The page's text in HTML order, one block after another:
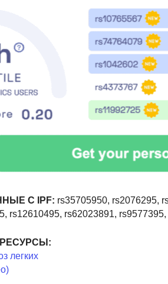
С IPF: rs35705950, rs2076295,
rs12610495, rs62023891,
легких